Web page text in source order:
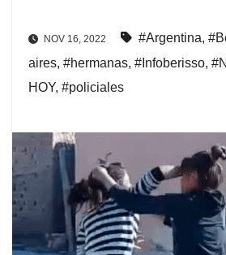
NOV 16, 2022 #Argentina,
aires, #hermanas, #Infoberisso,
HOY, #policiales